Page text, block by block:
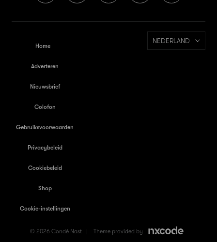
Home
Adverteren
Nieuwsbrief
Colofon
Gebruiksvoorwaarden
Privacybeleid
Cookiebeleid
Shop
Cookie-instellingen
NEDERLAND
© 2026 Condé Nast | Theme provided by